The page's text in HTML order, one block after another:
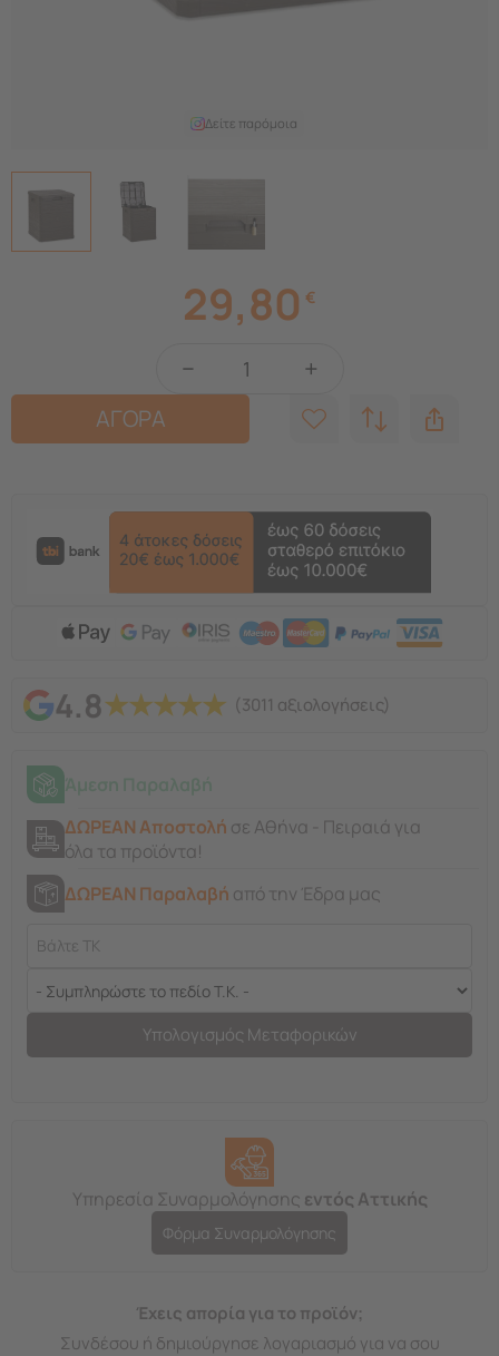
Δείτε παρόμοια
29,80 €
+
−
ΑΓΟΡΑ
4.8★★★★★ (3011 αξιολογήσεις)
ΔΩΡΕΑΝ Αποστολή σε Αθήνα - Πειραιά για
όλα τα προϊόντα!
ΔΩΡΕΑΝ Παραλαβή από την Έδρα μας
Υπολογισμός Μεταφορικών
Υπηρεσία Συναρμολόγησης εντός Αττικής
Φόρμα Συναρμολόγησης
Έχεις απορία για το προϊόν;
Συνδέσου ή δημιούργησε λογαριασμό για να σου